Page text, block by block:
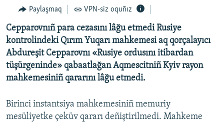
İNSAN AQLARI
VİDEO
SÜRET
BLOGLAR
FİKİR
Русский
Paylaşmaq VPN-siz oquñız
Cepparovnıñ para cezasını lâğu etmedi Rusiye
kontrolindeki Qırım Yuqarı mahkemesi aq qorçalayıcı
Abdureşit Cepparovnı «Rusiye ordusını itibardan
tüşürgeninde» qabaatlağan Aqmescitniñ Kyiv rayon
mahkemesiniñ qararını lâğu etmedi.
Birinci instantsiya mahkemesiniñ memuriy
mesüliyetke çeküv qararı deñiştirilmedi. Mahkeme